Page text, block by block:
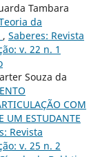
Tambara
da
, Saberes: Revista
v. 22 n. 1
Souza da
COM
UM ESTUDANTE
Revista
v. 25 n. 2